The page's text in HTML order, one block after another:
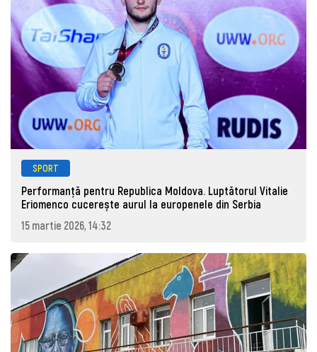
SPORT
Performanță pentru Republica Moldova. Luptătorul Vitalie
Eriomenco cucerește aurul la europenele din Serbia
15 martie 2026, 14:32